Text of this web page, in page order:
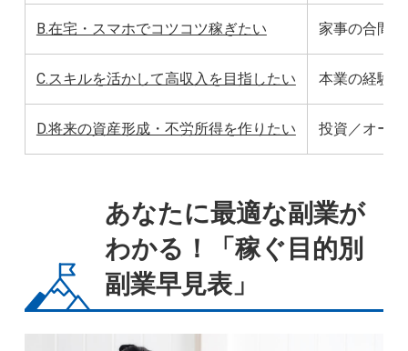
B.在宅・スマホでコツコツ稼ぎたい 家事の合間
C.スキルを活かして高収入を目指したい 本業の経験
D.将来の資産形成・不労所得を作りたい 投資／オー
あなたに最適な副業が
わかる！「稼ぐ目的別
副業早見表」